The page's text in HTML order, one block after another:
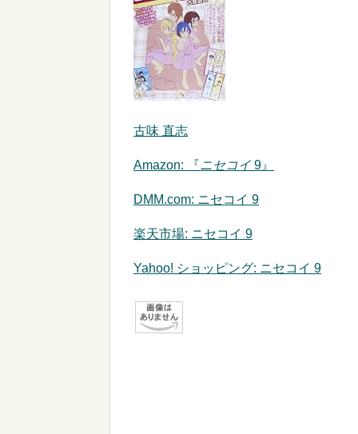
古味 直志
Amazon: 『ニセコイ 9』
DMM.com: ニセコイ 9
楽天市場: ニセコイ 9
Yahoo! ショッピング: ニセコイ 9